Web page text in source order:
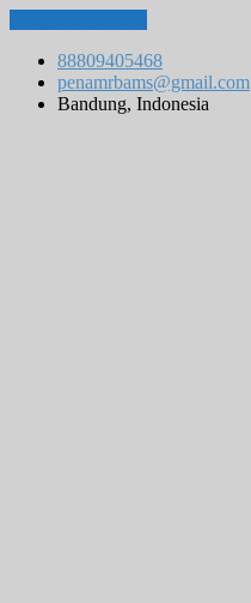
88809405468
penamrbams@gmail.com
Bandung, Indonesia